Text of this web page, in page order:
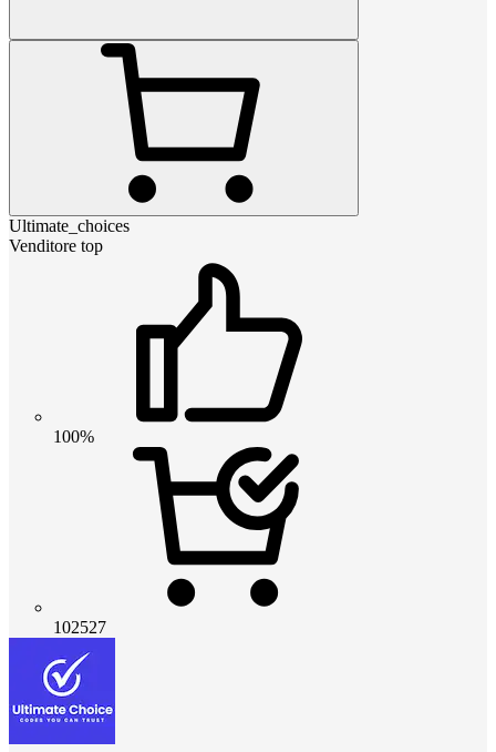
Ultimate_choices
Venditore top
100%
102527